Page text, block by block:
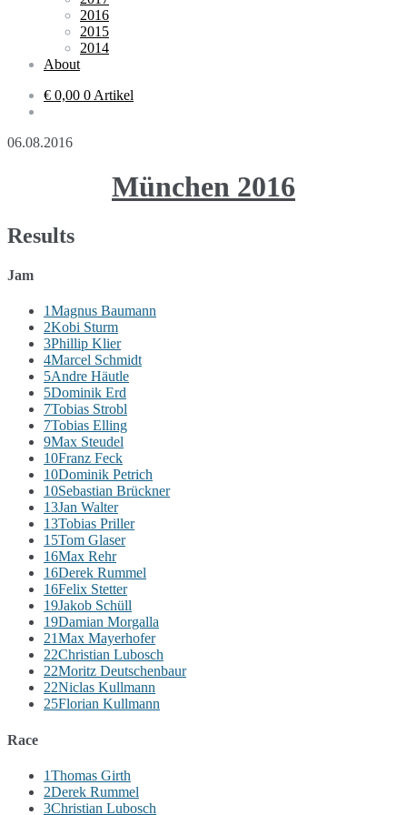
2016
2015
2014
About
€ 0,00 0 Artikel
06.08.2016
München 2016
Results
Jam
1Magnus Baumann
2Kobi Sturm
3Phillip Klier
4Marcel Schmidt
5Andre Häutle
5Dominik Erd
7Tobias Strobl
7Tobias Elling
9Max Steudel
10Franz Feck
10Dominik Petrich
10Sebastian Brückner
13Jan Walter
13Tobias Priller
15Tom Glaser
16Max Rehr
16Derek Rummel
16Felix Stetter
19Jakob Schüll
19Damian Morgalla
21Max Mayerhofer
22Christian Lubosch
22Moritz Deutschenbaur
22Niclas Kullmann
25Florian Kullmann
Race
1Thomas Girth
2Derek Rummel
3Christian Lubosch